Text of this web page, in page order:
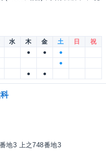
水 木 金 土 日
祝
● ●
●
●
● ●
地3 上之748番地3